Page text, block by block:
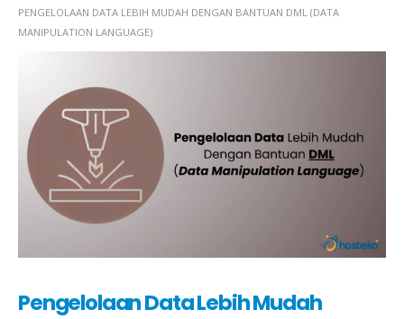
PENGELOLAAN DATA LEBIH MUDAH DENGAN BANTUAN DML (DATA
MANIPULATION LANGUAGE)
Pengelolaan Data Lebih Mudah